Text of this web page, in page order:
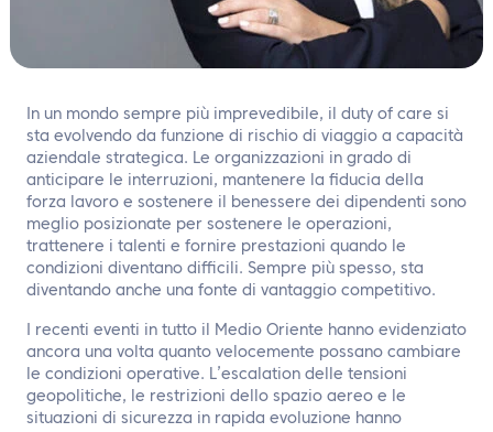
In un mondo sempre più imprevedibile, il duty of care si
sta evolvendo da funzione di rischio di viaggio a capacità
aziendale strategica. Le organizzazioni in grado di
anticipare le interruzioni, mantenere la fiducia della
forza lavoro e sostenere il benessere dei dipendenti sono
meglio posizionate per sostenere le operazioni,
trattenere i talenti e fornire prestazioni quando le
condizioni diventano difficili. Sempre più spesso, sta
diventando anche una fonte di vantaggio competitivo.
I recenti eventi in tutto il Medio Oriente hanno evidenziato
ancora una volta quanto velocemente possano cambiare
le condizioni operative. L’escalation delle tensioni
geopolitiche, le restrizioni dello spazio aereo e le
situazioni di sicurezza in rapida evoluzione hanno